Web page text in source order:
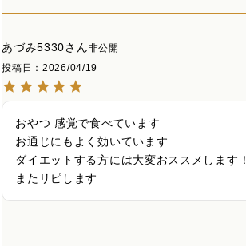
あづみ5330
非公開
投稿日
2026/04/19
おやつ 感覚で食べています
お通じにもよく効いています
ダイエットする方には大変おススメします！
またリピします